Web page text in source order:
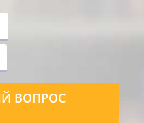
ВОПРОС